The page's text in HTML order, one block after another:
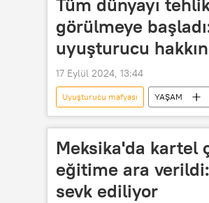
Milli Beraberlik Partisi
görülmeye
uyuşturucu
17 Eylül 2024, 13:44
Uyuşturucu mafyası YAŞAM
Zombi virüsü
Uyuşturucu
tehlike
Meksika'da kartel
eğitime ara
sevk ediliyor